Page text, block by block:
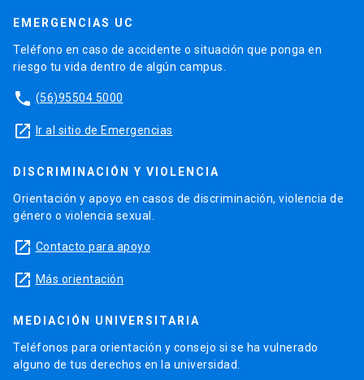
EMERGENCIAS UC
Teléfono en caso de accidente o situación que ponga en
riesgo tu vida dentro de algún campus.
phone (56)95504 5000
launch Ir al sitio de Emergencias
DISCRIMINACIÓN Y VIOLENCIA
Orientación y apoyo en casos de discriminación, violencia de
género o violencia sexual.
launch Contacto para apoyo
launch Más orientación
MEDIACIÓN UNIVERSITARIA
Teléfonos para orientación y consejo si se ha vulnerado
alguno de tus derechos en la universidad.